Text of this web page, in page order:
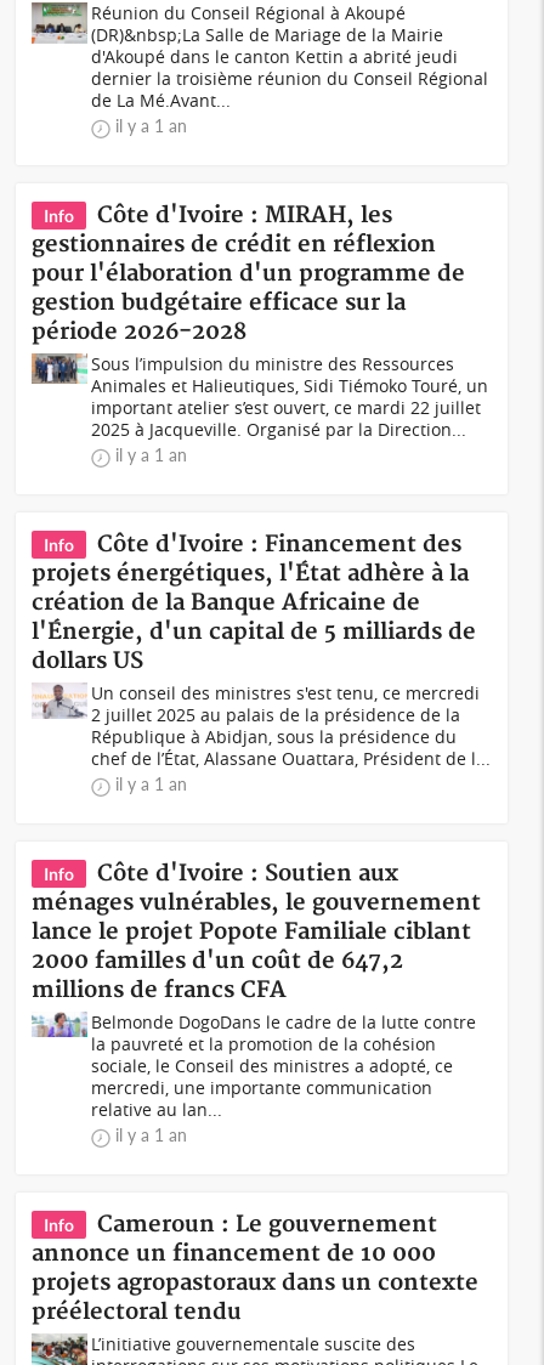
Réunion du Conseil Régional à Akoupé
(DR)&nbsp;La Salle de Mariage de la Mairie
d'Akoupé dans le canton Kettin a abrité jeudi
dernier la troisième réunion du Conseil Régional
de La Mé.Avant...
il y a 1 an
Info
Côte d'Ivoire : MIRAH, les
gestionnaires de crédit en réflexion
pour l'élaboration d'un programme de
gestion budgétaire efficace sur la
période 2026-2028
Sous l’impulsion du ministre des Ressources
Animales et Halieutiques, Sidi Tiémoko Touré, un
important atelier s’est ouvert, ce mardi 22 juillet
2025 à Jacqueville. Organisé par la Direction...
il y a 1 an
Info
Côte d'Ivoire : Financement des
projets énergétiques, l'État adhère à la
création de la Banque Africaine de
l'Énergie, d'un capital de 5 milliards de
dollars US
Un conseil des ministres s'est tenu, ce mercredi
2 juillet 2025 au palais de la présidence de la
République à Abidjan, sous la présidence du
chef de l’État, Alassane Ouattara, Président de l...
il y a 1 an
Info
Côte d'Ivoire : Soutien aux
ménages vulnérables, le gouvernement
lance le projet Popote Familiale ciblant
2000 familles d'un coût de 647,2
millions de francs CFA
Belmonde DogoDans le cadre de la lutte contre
la pauvreté et la promotion de la cohésion
sociale, le Conseil des ministres a adopté, ce
mercredi, une importante communication
relative au lan...
il y a 1 an
Info
Cameroun : Le gouvernement
annonce un financement de 10 000
projets agropastoraux dans un contexte
préélectoral tendu
L’initiative gouvernementale suscite des